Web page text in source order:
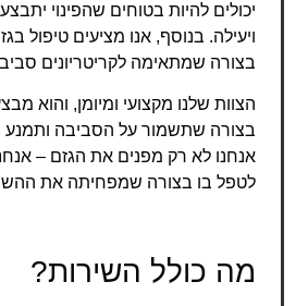
יכולים להיות בטוחים שהפינוי
ויעילה. בנוסף, אנו מציעים טיפול
בצורה שמתאימה לקריטריונים
הצוות שלנו מקצועי ומיומן, והוא
בצורה שתשמור על הסביבה ותמנע
אנחנו לא רק מפנים את הגזם –
לטפל בו בצורה שמפחיתה את
מה כולל השירות?